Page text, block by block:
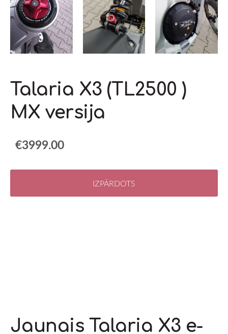
Talaria X3 (TL2500 )
MX versija
€3999.00
IZPĀRDOTS
Jaunais Talaria X3 e-